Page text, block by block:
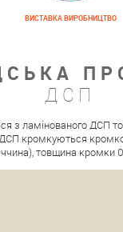
ВИСТАВКА ВИРОБНИЦТВО
ДСП
з ламінованого ДСП
ДСП кромкуються
товщина кромки